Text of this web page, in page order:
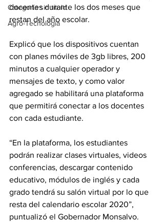
Categoría sin título
Agro-Tecnología
docentes durante los dos meses que
restan del año escolar.
Explicó que los dispositivos cuentan
con planes móviles de 3gb libres, 200
minutos a cualquier operador y
mensajes de texto, y como valor
agregado se habilitará una plataforma
que permitirá conectar a los docentes
con cada estudiante.
“En la plataforma, los estudiantes
podrán realizar clases virtuales, videos
conferencias, descargar contenido
educativo, módulos de inglés y cada
grado tendrá su salón virtual por lo que
resta del calendario escolar 2020”,
puntualizó el Gobernador Monsalvo.